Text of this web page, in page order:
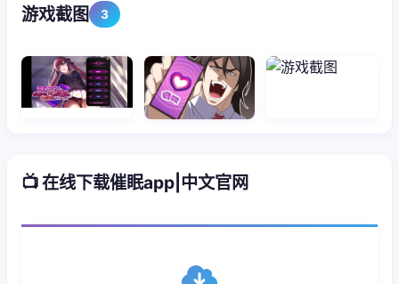
游戏截图 3
📺 在线下载催眠app|中文官网